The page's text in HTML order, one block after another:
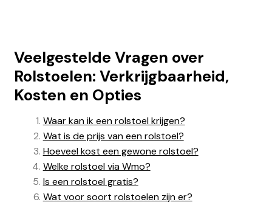
Veelgestelde Vragen over
Rolstoelen: Verkrijgbaarheid,
Kosten en Opties
Waar kan ik een rolstoel krijgen?
Wat is de prijs van een rolstoel?
Hoeveel kost een gewone rolstoel?
Welke rolstoel via Wmo?
Is een rolstoel gratis?
Wat voor soort rolstoelen zijn er?